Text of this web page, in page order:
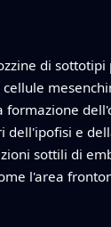
di
e
sottili di
l'area